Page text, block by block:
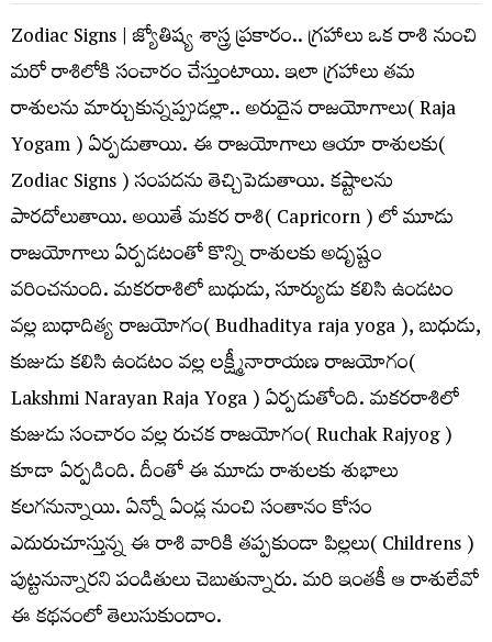
Zodiac Signs | జ్యోతిష్య శాస్త్ర ప్ర‌కారం.. గ్ర‌హాలు ఒక రాశి నుంచి
మ‌రో రాశిలోకి సంచారం చేస్తుంటాయి. ఇలా గ్ర‌హాలు త‌మ
రాశుల‌ను మార్చుకున్న‌ప్పుడ‌ల్లా.. అరుదైన రాజ‌యోగాలు( Raja
Yogam ) ఏర్ప‌డుతాయి. ఈ రాజ‌యోగాలు ఆయా రాశుల‌కు(
Zodiac Signs ) సంప‌ద‌ను తెచ్చిపెడుతాయి. క‌ష్టాల‌ను
పార‌దోలుతాయి. అయితే మకర రాశి( Capricorn ) లో మూడు
రాజయోగాలు ఏర్పడటంతో కొన్ని రాశులకు అదృష్టం
వ‌రించ‌నుంది. మకరరాశిలో బుధుడు, సూర్యుడు కలిసి ఉండటం
వల్ల బుధాదిత్య రాజయోగం( Budhaditya raja yoga ), బుధుడు,
కుజుడు కలిసి ఉండటం వల్ల లక్ష్మీనారాయణ రాజయోగం(
Lakshmi Narayan Raja Yoga ) ఏర్పడుతోంది. మకరరాశిలో
కుజుడు సంచారం వల్ల రుచక రాజయోగం( Ruchak Rajyog )
కూడా ఏర్పడింది. దీంతో ఈ మూడు రాశుల‌కు శుభాలు
క‌ల‌గ‌నున్నాయి. ఏన్నో ఏండ్ల నుంచి సంతానం కోసం
ఎదురుచూస్తున్న ఈ రాశి వారికి త‌ప్ప‌కుండా పిల్ల‌లు( Childrens )
పుట్ట‌నున్నార‌ని పండితులు చెబుతున్నారు. మ‌రి ఇంత‌కీ ఆ రాశులేవో
ఈ క‌థ‌నంలో తెలుసుకుందాం.